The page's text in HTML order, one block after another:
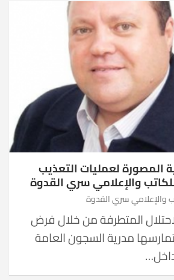
المصورة لعمليات التعذيب
والإعلامي سري القدوة
والإعلامي سري القدوة
المتطرفة من خلال فرض
مدرية السجون العامة